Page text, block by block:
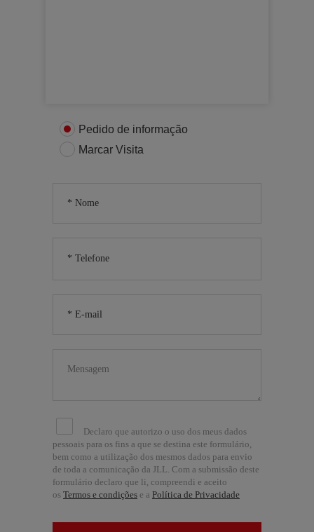
Pedido de informação
Marcar Visita
Declaro que autorizo o uso dos meus dados
pessoais para os fins a que se destina este formulário,
bem como a utilização dos mesmos dados para envio
de toda a comunicação da JLL. Com a submissão deste
formulário declaro que li, compreendi e aceito
os Termos e condições e a Política de Privacidade